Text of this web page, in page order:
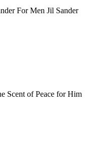
For Men Jil Sander
Scent of Peace for Him